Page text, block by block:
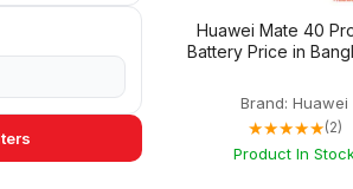
6
Gen
6
Huawei Mate 40
Battery Price in
Brand: Huawei
★★★★★(2)
Product In